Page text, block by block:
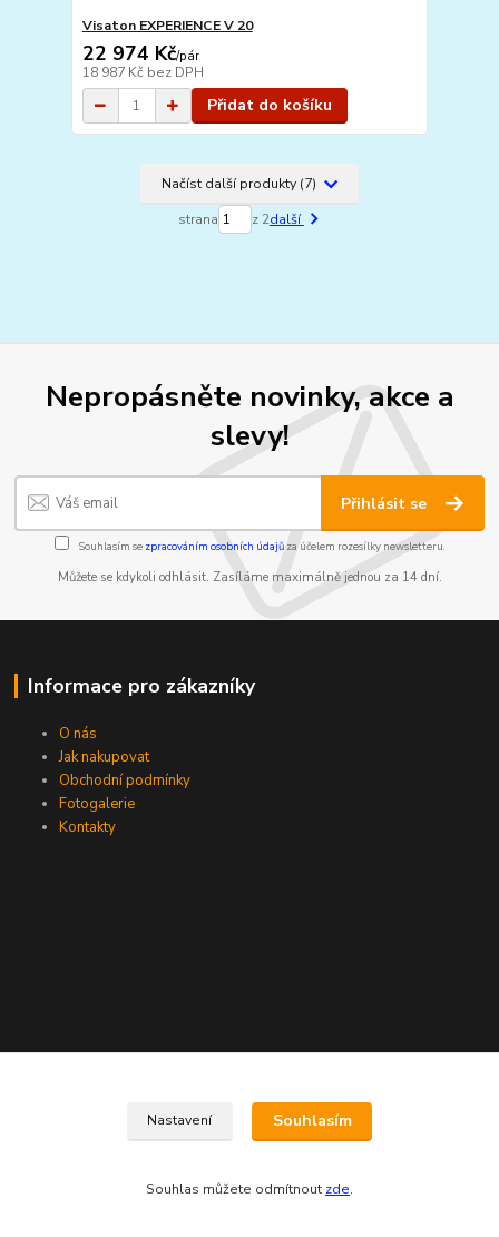
Visaton EXPERIENCE V 20
22 974 Kč/pár
18 987 Kč bez DPH
Přidat do košíku
Načíst další produkty (7)
strana z 2další
Nepropásněte novinky, akce a
slevy!
Přihlásit se
Souhlasím se zpracováním osobních údajůza účelem rozesílky newsletteru.
Můžete se kdykoli odhlásit. Zasíláme maximálně jednou za 14 dní.
Informace pro zákazníky
O nás
Jak nakupovat
Obchodní podmínky
Fotogalerie
Kontakty
Nastavení Souhlasím
Souhlas můžete odmítnout zde.